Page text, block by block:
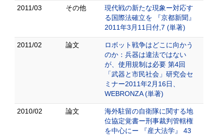
2011/03 その他
現代戦の新たな現象ー対応す
る国際法確立を 『京都新聞』
2011年3月11日付,7 (単著)
2011/02 論文
ロボット戦争はどこに向かう
のか：兵器は違法ではない
が、使用規制は必要 第4回
「武器と市民社会」研究会セ
ミナー2011年2月16日、
WEBRONZA (単著)
2010/02 論文
海外駐留の自衛隊に関する地
位協定覚書ー刑事裁判管轄権
を中心にー 『産大法学』 43